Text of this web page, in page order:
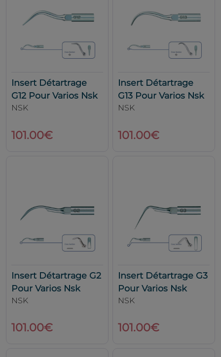
Insert Détartrage
G12 Pour Varios Nsk
NSK
101.00€
Insert Détartrage
G13 Pour Varios Nsk
NSK
101.00€
Insert Détartrage G2
Pour Varios Nsk
NSK
101.00€
Insert Détartrage G3
Pour Varios Nsk
NSK
101.00€